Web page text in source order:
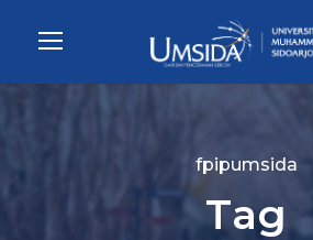
fpipumsida
Tag